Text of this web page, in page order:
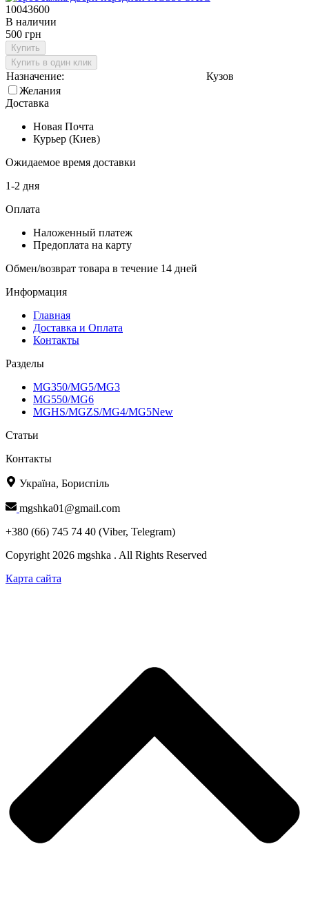
10043600
В наличии
500 грн
Купить
Купить в один клик
Назначение:
Кузов
Желания
Доставка
Новая Почта
Курьер (Киев)
Ожидаемое время доставки
1-2 дня
Оплата
Наложенный платеж
Предоплата на карту
Обмен/возврат товара в течение 14 дней
Информация
Главная
Доставка и Оплата
Контакты
Разделы
MG350/MG5/MG3
MG550/MG6
MGHS/MGZS/MG4/MG5New
Статьи
Контакты
Україна, Бориспіль
mgshka01@gmail.com
+380 (66) 745 74 40 (Viber, Telegram)
Copyright 2026 mgshka . All Rights Reserved
Карта сайта